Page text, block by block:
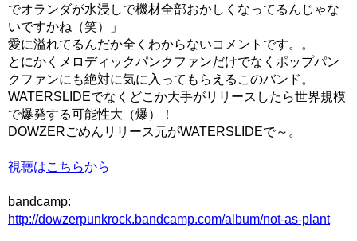
でオランダが水浸しで機材全部おかしくなってるんじゃな
いですかね（笑）」
愛に溢れてるんだか全くわからないコメントです。。
とにかくメロディックパンクファンだけでなくポップパン
クファンにも絶対に気に入ってもらえるこのバンド。
WATERSLIDEでなくどこか大手がリリースしたら世界規模
で爆発する可能性大（爆）！
DOWZERごめんリリース元がWATERSLIDEで～。
視聴はこちらから
bandcamp:
http://dowzerpunkrock.bandcamp.com/album/not-as-plant